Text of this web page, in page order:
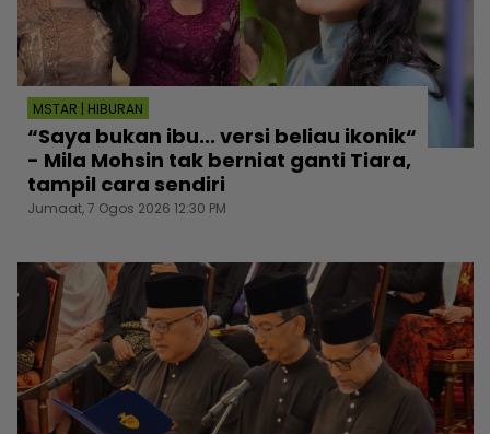
MSTAR | HIBURAN
“Saya bukan ibu... versi beliau ikonik“
- Mila Mohsin tak berniat ganti Tiara,
tampil cara sendiri
Jumaat, 7 Ogos 2026 12:30 PM